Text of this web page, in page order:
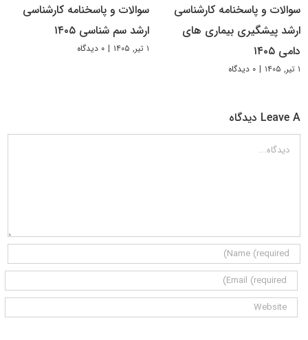
سوالات و پاسخنامه کارشناسی
ارشد پیشگیری بیماری های
دامی ۱۴۰۵
۱ تیر, ۱۴۰۵ | ۰ دیدگاه
سوالات و پاسخنامه کارشناسی
ارشد سم شناسی ۱۴۰۵
۱ تیر, ۱۴۰۵ | ۰ دیدگاه
Leave A دیدگاه
دیدگاه